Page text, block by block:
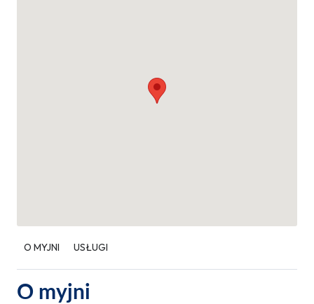
O MYJNI USŁUGI
O myjni